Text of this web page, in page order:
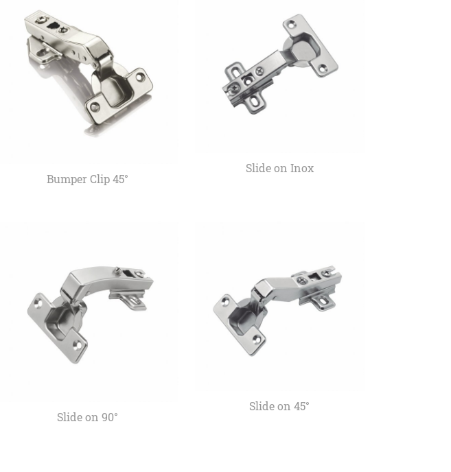
Bumper Clip 45°
Slide on Inox
Slide on 90°
Slide on 45°